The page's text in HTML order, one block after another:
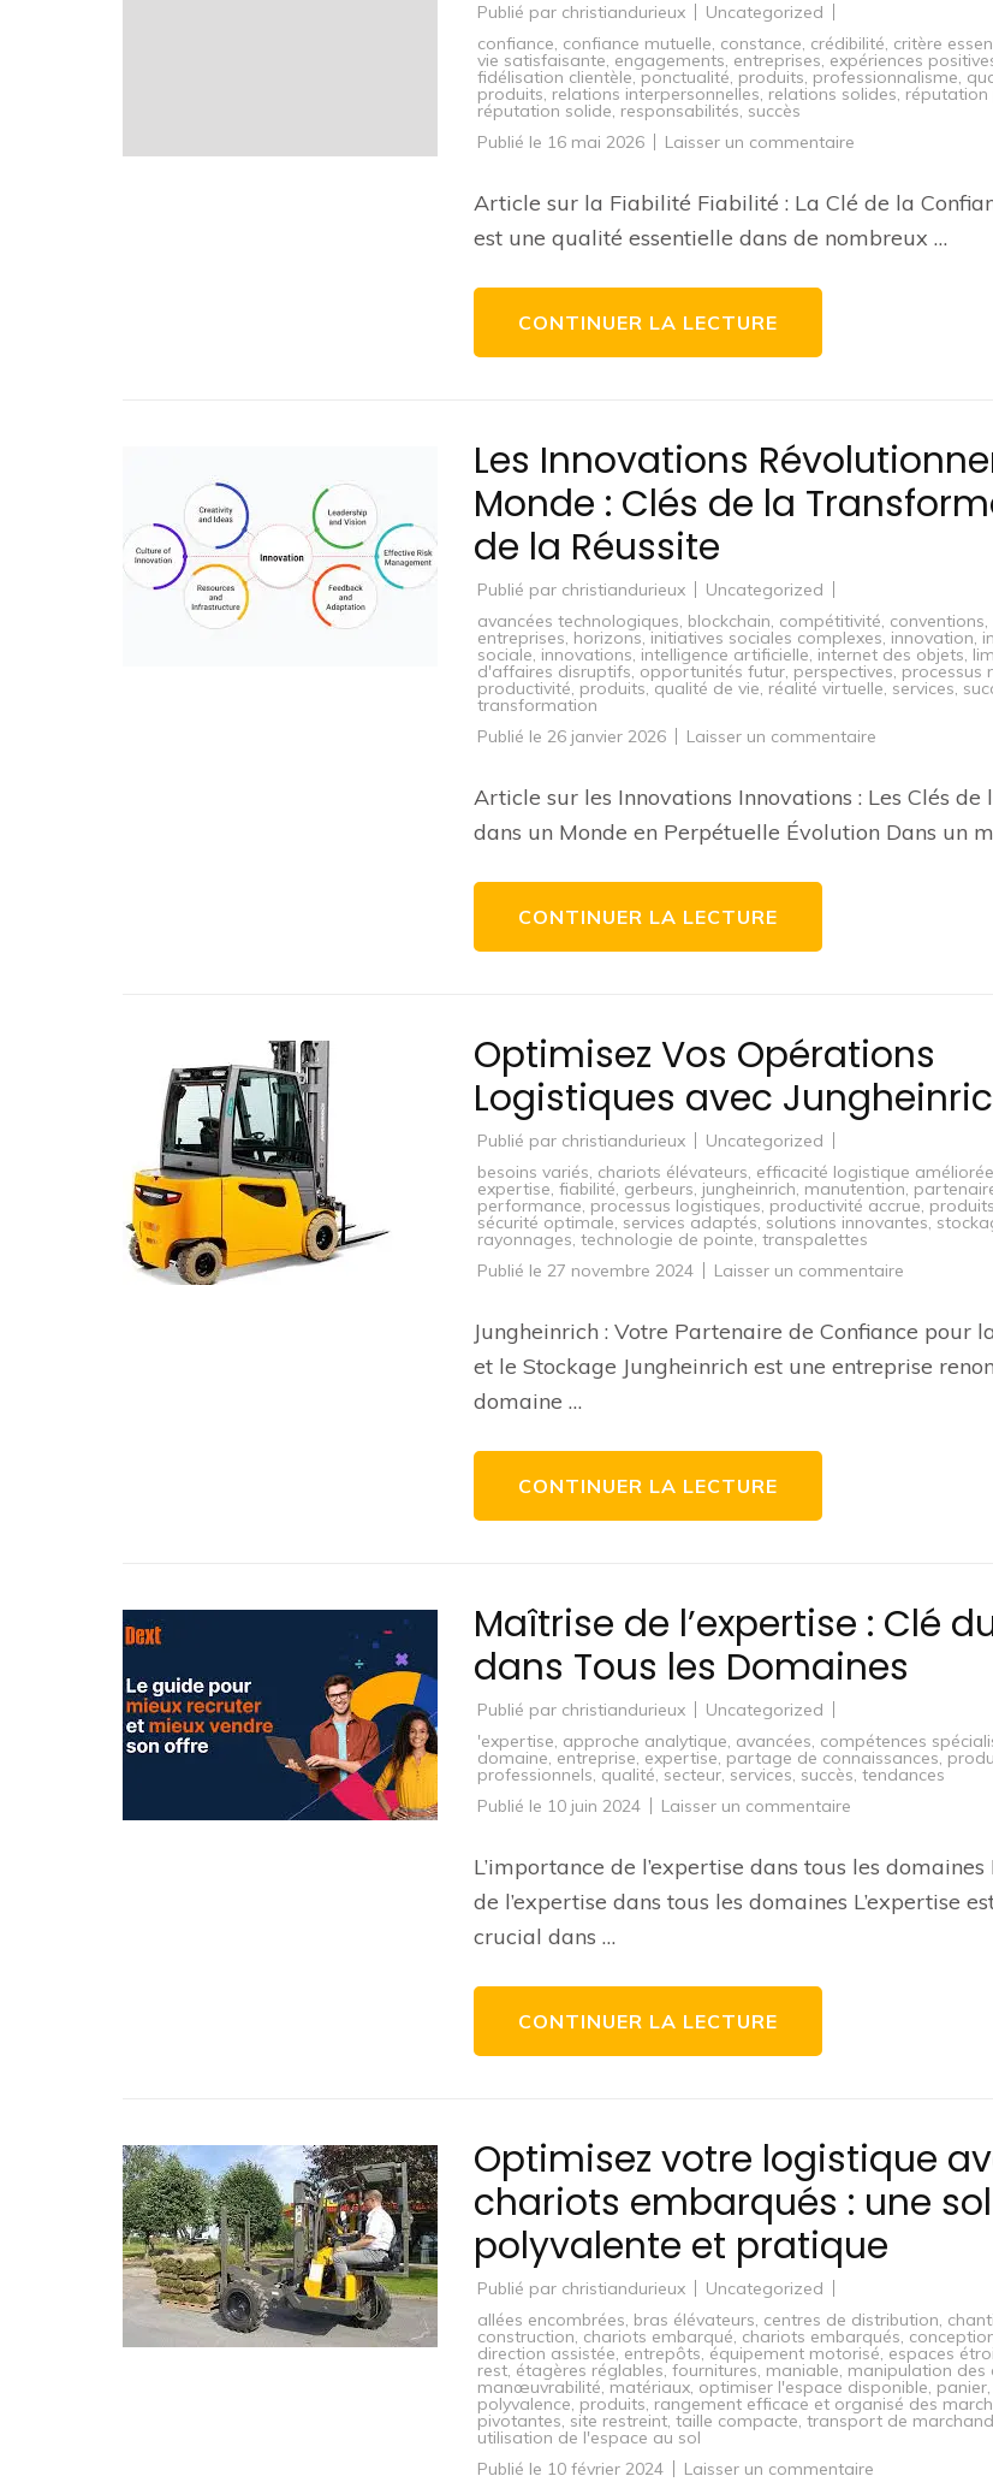
Publié par christiandurieux
Uncategorized
confiance, confiance mutuelle, constance, crédibilité, critère
vie satisfaisante, engagements, entreprises, expériences
fidélisation clientèle,ponctualité, produits, professionnalisme,
produits, relations interpersonnelles, relations solides, réputation
réputation solide, responsabilités, succès
Publié le 16 mai 2026 Laisser un commentaire
:
Fondement
de
la
Article sur la Fiabilité Fiabilité : La Clé de la
est une qualité essentielle dans de nombreux …
CONTINUER LA LECTURE
Les Innovations
Monde : Clés de la
de la Réussite
Publié par christiandurieux
Uncategorized
avancées technologiques, blockchain, compétitivité, conventions,
entreprises, horizons,initiatives sociales complexes, innovation,
sociale, innovations, intelligence artificielle, internet des objets,
d'affaires disruptifs, opportunités futur, perspectives, processus
productivité, produits,qualité de vie, réalité virtuelle, services,
transformation
Publié le 26 janvier 2026 Laisser un commentaire
Révolutionnent
Notre
:
Article sur les Innovations Innovations : Les Clés de
dans un Monde en Perpétuelle Évolution Dans un
CONTINUER LA LECTURE
Optimisez Vos Opérations
Logistiques avec
Publié par christiandurieux
Uncategorized
besoins variés, chariots élévateurs, efficacité logistique améliorée
expertise, fiabilité, gerbeurs, jungheinrich, manutention,
performance, processus logistiques, productivité accrue, produits
sécurité optimale, services adaptés, solutions innovantes,
rayonnages, technologie de pointe, transpalettes
Publié le 27 novembre 2024 Laisser un commentaire
Opérations
Logistiques
Jungheinrich : Votre Partenaire de Confiance pour
et le Stockage Jungheinrich est une entreprise
domaine …
CONTINUER LA LECTURE
Maîtrise de l’expertise : Clé
dans Tous les Domaines
Publié par christiandurieux
Uncategorized
'expertise, approche analytique, avancées, compétences
domaine, entreprise, expertise, partage de connaissances,
professionnels,qualité, secteur,services, succès, tendances
Publié le 10 juin 2024 Laisser un commentaire
l’expertise
du
L’importance de l’expertise dans tous les domaines
de l’expertise dans tous les domaines L’expertise
crucial dans …
CONTINUER LA LECTURE
Optimisez votre logistique
chariots embarqués : une
polyvalente et pratique
Publié par christiandurieux
Uncategorized
allées encombrées, bras élévateurs, centres de distribution,
construction, chariots embarqué, chariots embarqués,
direction assistée, entrepôts, équipement motorisé, espaces
rest, étagères réglables, fournitures, maniable, manipulation des
manœuvrabilité, matériaux, optimiser l'espace disponible, panier,
polyvalence, produits, rangement efficace et organisé des
pivotantes, site restreint, taille compacte, transport de
utilisation de l'espace au sol
Publié le 10 février 2024 Laisser un commentaire